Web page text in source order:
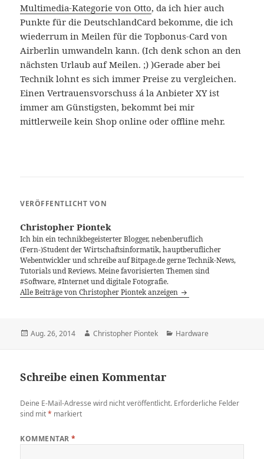
Multimedia-Kategorie von Otto, da ich hier auch
Punkte für die DeutschlandCard bekomme, die ich
wiederrum in Meilen für die Topbonus-Card von
Airberlin umwandeln kann. (Ich denk schon an den
nächsten Urlaub auf Meilen. ;) )Gerade aber bei
Technik lohnt es sich immer Preise zu vergleichen.
Einen Vertrauensvorschuss á la Anbieter XY ist
immer am Günstigsten, bekommt bei mir
mittlerweile kein Shop online oder offline mehr.
VERÖFFENTLICHT VON
Christopher Piontek
Ich bin ein technikbegeisterter Blogger, nebenberuflich
(Fern-)Student der Wirtschaftsinformatik, hauptberuflicher
Webentwickler und schreibe auf Bitpage.de gerne Technik-News,
Tutorials und Reviews. Meine favorisierten Themen sind
#Software, #Internet und digitale Fotografie.
Alle Beiträge von Christopher Piontek anzeigen
Veröffentlicht
Aug. 26, 2014 Autor
Christopher Piontek Kategorien
Hardware
Schreibe einen Kommentar
Deine E-Mail-Adresse wird nicht veröffentlicht. Erforderliche Felder
sind mit* markiert
KOMMENTAR*